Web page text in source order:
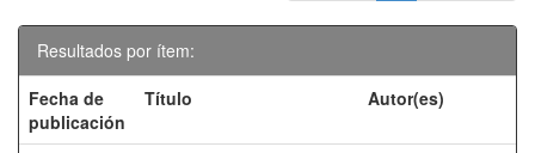
Resultados por ítem:
Fecha de
publicación
Título Autor(es)